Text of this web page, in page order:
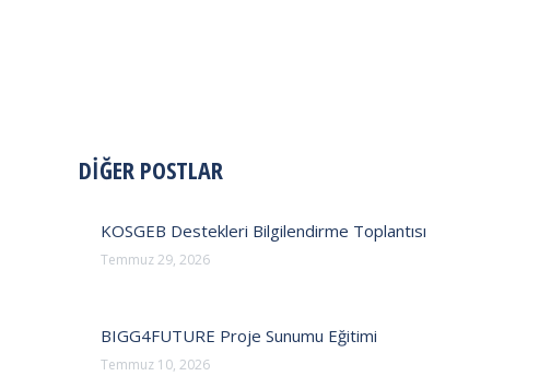
POST
DİĞER POSTLAR
KOSGEB Destekleri Bilgilendirme Toplantısı
Temmuz 29, 2026
BIGG4FUTURE Proje Sunumu Eğitimi
Temmuz 10, 2026